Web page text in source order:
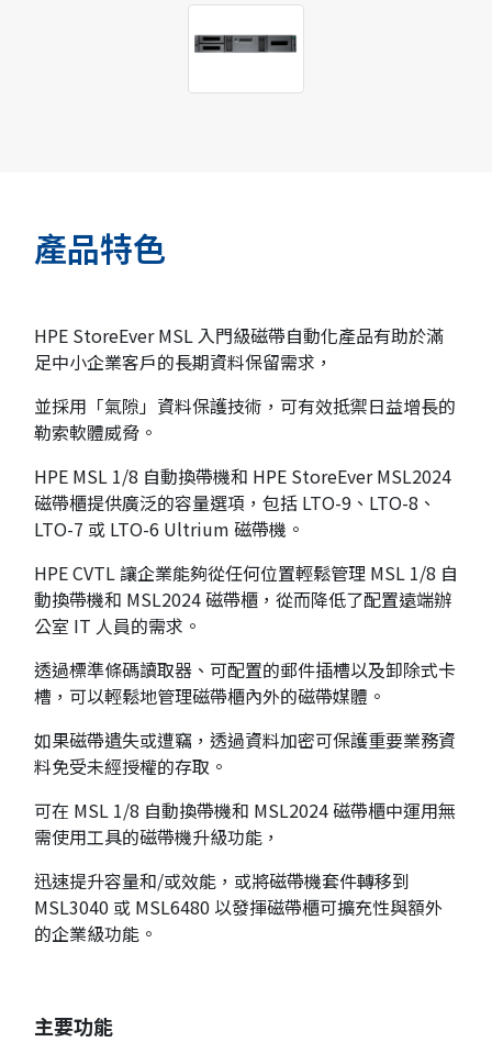
產品特色
HPE StoreEver MSL 入門級磁帶自動化產品有助於滿
足中小企業客戶的長期資料保留需求，
並採用「氣隙」資料保護技術，可有效抵禦日益增長的
勒索軟體威脅。
HPE MSL 1/8 自動換帶機和 HPE StoreEver MSL2024
磁帶櫃提供廣泛的容量選項，包括 LTO-9、LTO-8、
LTO-7 或 LTO-6 Ultrium 磁帶機。
HPE CVTL 讓企業能夠從任何位置輕鬆管理 MSL 1/8 自
動換帶機和 MSL2024 磁帶櫃，從而降低了配置遠端辦
公室 IT 人員的需求。
透過標準條碼讀取器、可配置的郵件插槽以及卸除式卡
槽，可以輕鬆地管理磁帶櫃內外的磁帶媒體。
如果磁帶遺失或遭竊，透過資料加密可保護重要業務資
料免受未經授權的存取。
可在 MSL 1/8 自動換帶機和 MSL2024 磁帶櫃中運用無
需使用工具的磁帶機升級功能，
迅速提升容量和/或效能，或將磁帶機套件轉移到
MSL3040 或 MSL6480 以發揮磁帶櫃可擴充性與額外
的企業級功能。
主要功能